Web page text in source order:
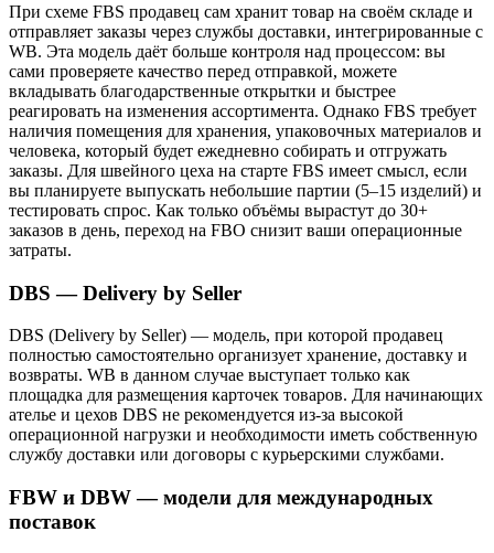
При схеме FBS продавец сам хранит товар на своём складе и
отправляет заказы через службы доставки, интегрированные с
WB. Эта модель даёт больше контроля над процессом: вы
сами проверяете качество перед отправкой, можете
вкладывать благодарственные открытки и быстрее
реагировать на изменения ассортимента. Однако FBS требует
наличия помещения для хранения, упаковочных материалов и
человека, который будет ежедневно собирать и отгружать
заказы. Для швейного цеха на старте FBS имеет смысл, если
вы планируете выпускать небольшие партии (5–15 изделий) и
тестировать спрос. Как только объёмы вырастут до 30+
заказов в день, переход на FBO снизит ваши операционные
затраты.
DBS — Delivery by Seller
DBS (Delivery by Seller) — модель, при которой продавец
полностью самостоятельно организует хранение, доставку и
возвраты. WB в данном случае выступает только как
площадка для размещения карточек товаров. Для начинающих
ателье и цехов DBS не рекомендуется из-за высокой
операционной нагрузки и необходимости иметь собственную
службу доставки или договоры с курьерскими службами.
FBW и DBW — модели для международных
поставок